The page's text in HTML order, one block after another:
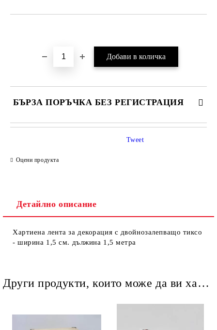
БЪРЗА ПОРЪЧКА БЕЗ РЕГИСТРАЦИЯ
Оцени продукта
Tweet
Детайлно описание
Хартиена лента за декорация с двойнозалепващо тиксо
- ширина 1,5 см. дължина 1,5 метра
Други продукти, които може да ви харесат